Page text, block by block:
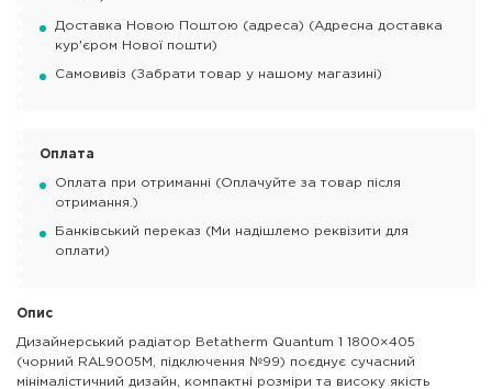
Доставка Новою Поштою (адреса) (Адресна доставка
кур'єром Нової пошти)
Самовивіз (Забрати товар у нашому магазині)
Оплата
Оплата при отриманні (Оплачуйте за товар після
отримання.)
Банківський переказ (Ми надішлемо реквізити для
оплати)
Опис
Дизайнерський радіатор Betatherm Quantum 1 1800×405
(чорний RAL9005M, підключення №99) поєднує сучасний
мінімалістичний дизайн, компактні розміри та високу якість